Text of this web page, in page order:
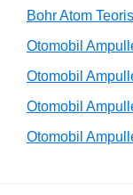
Bohr Atom
Otomobil
Otomobil
Otomobil
Otomobil